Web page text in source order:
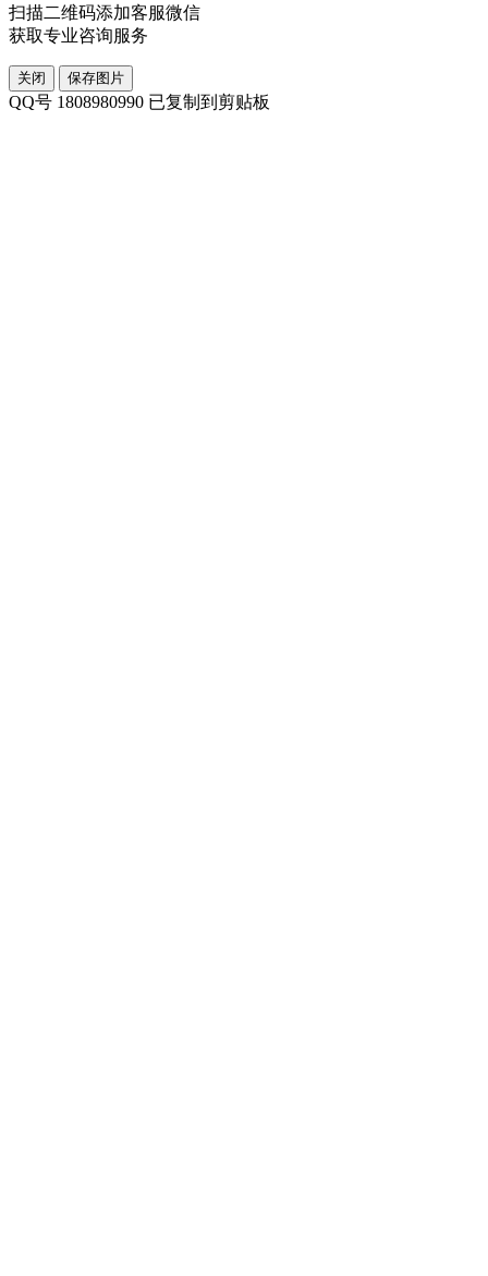
扫描二维码添加客服微信
获取专业咨询服务
关闭 保存图片
QQ号 1808980990 已复制到剪贴板